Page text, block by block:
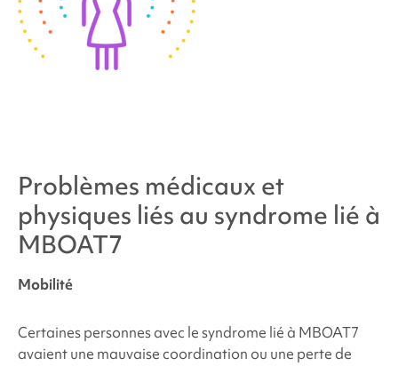
Problèmes médicaux et
physiques liés au syndrome lié à
MBOAT7
Mobilité
Certaines personnesavec lesyndrome lié à MBOAT7
avaient une mauvaise coordination ou une perte de